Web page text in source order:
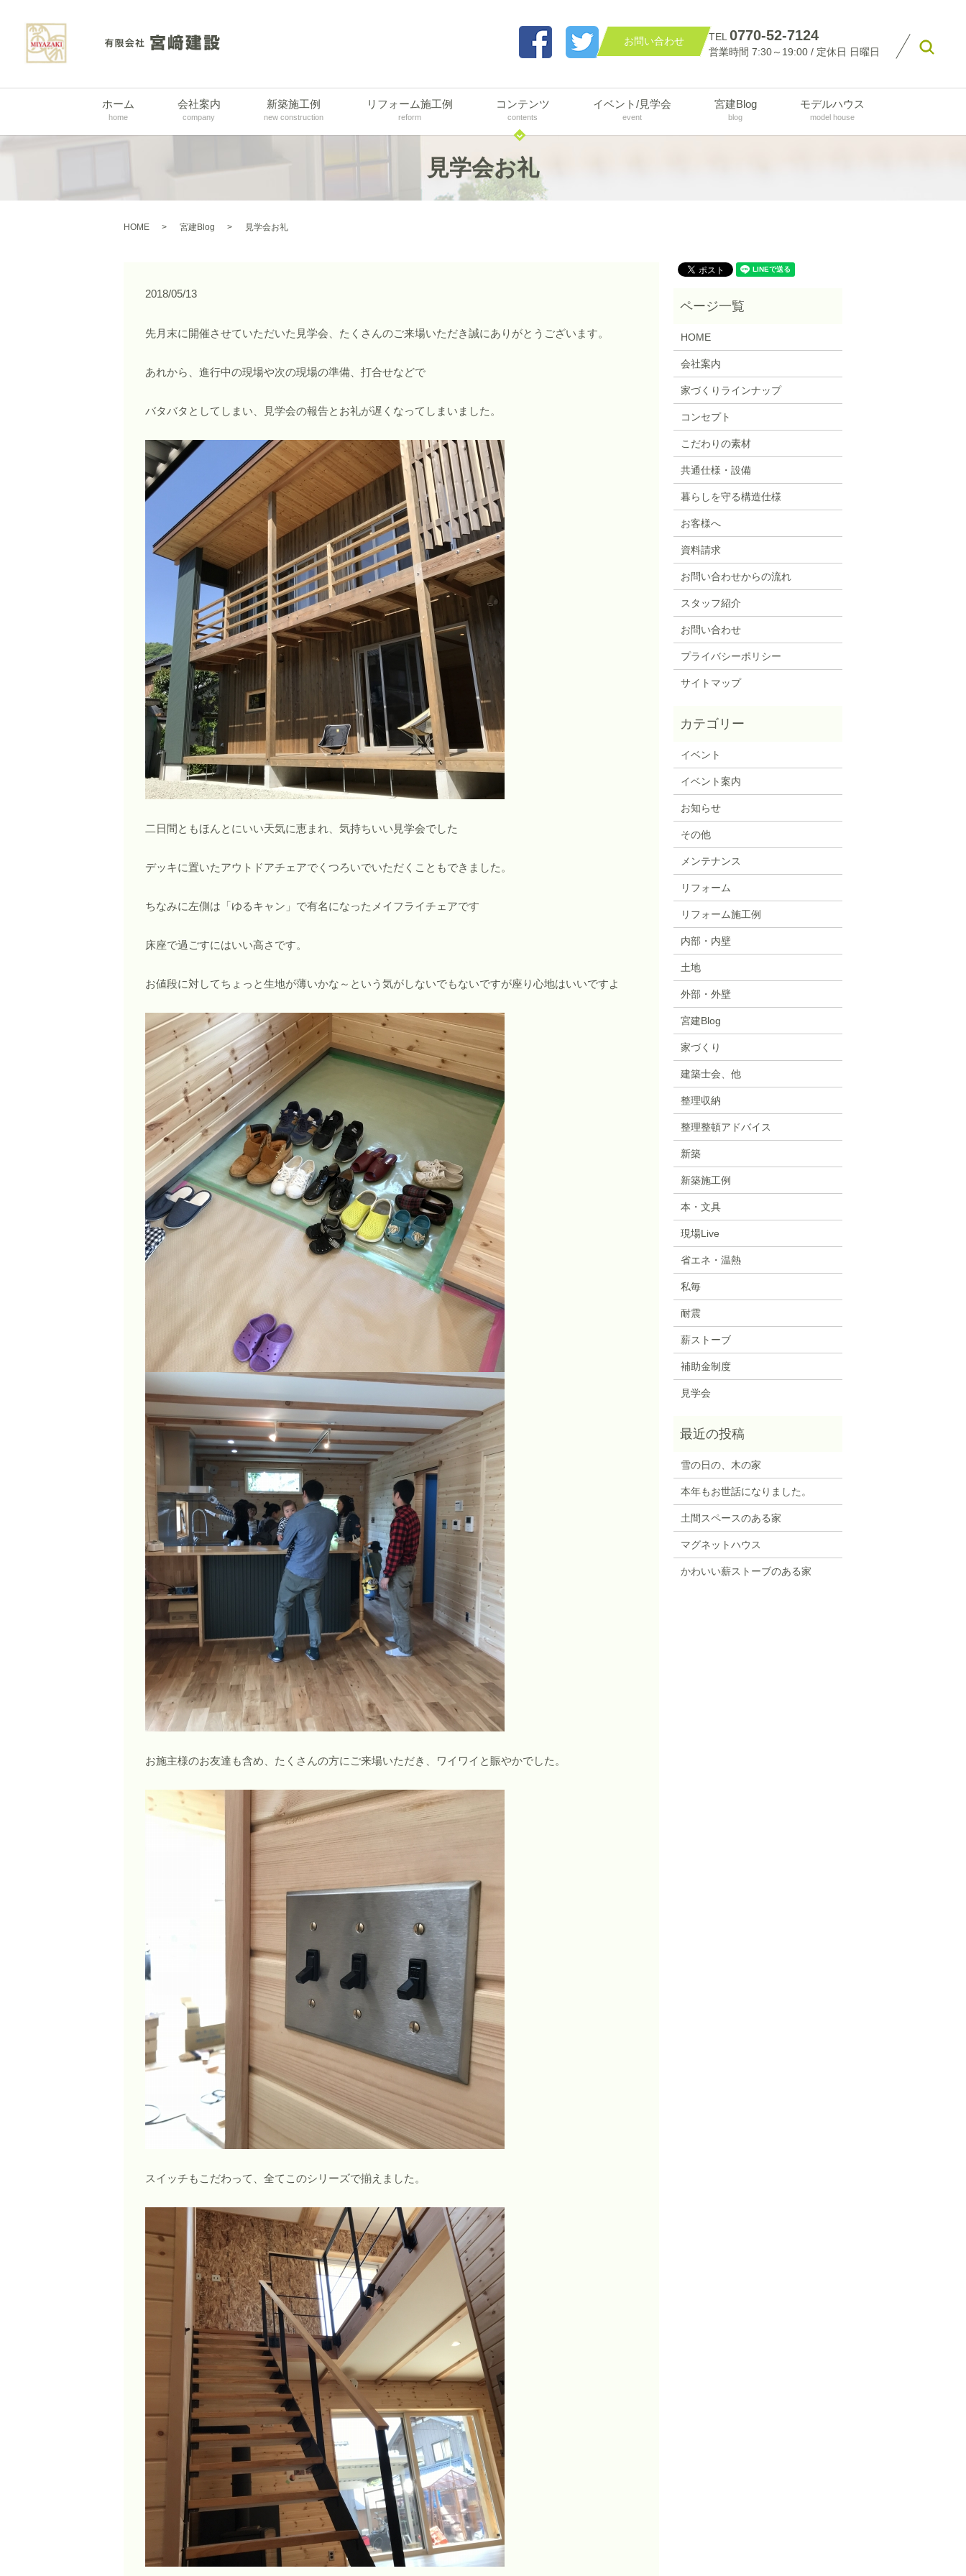
お問い合わせ TEL 0770-52-7124
営業時間 7:30～19:00 / 定休日 日曜日
ホーム
home
会社案内
company
新築施工例
new construction
リフォーム施工例
reform
コンテンツ
contents
イベント/見学会
event
宮建Blog
blog
モデルハウス
model house
見学会お礼
HOME 宮建Blog 見学会お礼
2018/05/13
先月末に開催させていただいた見学会、たくさんのご来場いただき誠にありがとうございます。
あれから、進行中の現場や次の現場の準備、打合せなどで
バタバタとしてしまい、見学会の報告とお礼が遅くなってしまいました。
二日間ともほんとにいい天気に恵まれ、気持ちいい見学会でした
デッキに置いたアウトドアチェアでくつろいでいただくこともできました。
ちなみに左側は「ゆるキャン」で有名になったメイフライチェアです
床座で過ごすにはいい高さです。
お値段に対してちょっと生地が薄いかな～という気がしないでもないですが座り心地はいいですよ
お施主様のお友達も含め、たくさんの方にご来場いただき、ワイワイと賑やかでした。
スイッチもこだわって、全てこのシリーズで揃えました。
HOME
会社案内
家づくりラインナップ
コンセプト
こだわりの素材
共通仕様・設備
暮らしを守る構造仕様
お客様へ
資料請求
お問い合わせからの流れ
スタッフ紹介
お問い合わせ
プライバシーポリシー
サイトマップ
イベント
イベント案内
お知らせ
その他
メンテナンス
リフォーム
リフォーム施工例
内部・内壁
土地
外部・外壁
宮建Blog
家づくり
建築士会、他
整理収納
整理整頓アドバイス
新築
新築施工例
本・文具
現場Live
省エネ・温熱
私毎
耐震
薪ストーブ
補助金制度
見学会
雪の日の、木の家
本年もお世話になりました。
土間スペースのある家
マグネットハウス
かわいい薪ストーブのある家